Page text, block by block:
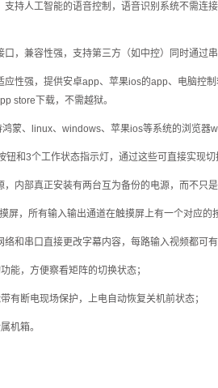
支持人工智能的语音控制，语音识别系统不需连
口，兼容性强，支持第三方（如中控）同时通过
应性强，提供安卓app、苹果ios的app、电脑控
store下载，不需越狱。
蒙、linux、windows、苹果ios等系统的浏览器
钮和3个工作状态指示灯，通过这些可直接实现切
内部真正安装有两台互为备份的电源，而不只是
屏，所有输入输出通道在触摸屏上有一个对应
络和串口直接更改字幕内容，每路输入视频都可
能，方便察看矩阵的切换状态；
有断电现场保护，上电自动恢复关机前状态；
机箱。